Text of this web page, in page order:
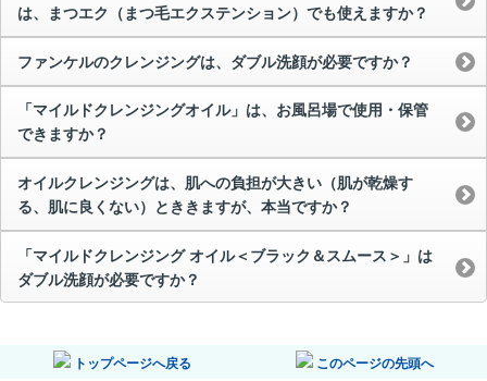
は、まつエク（まつ毛エクステンション）でも使えますか？
ファンケルのクレンジングは、ダブル洗顔が必要ですか？
「マイルドクレンジングオイル」は、お風呂場で使用・保管
できますか？
オイルクレンジングは、肌への負担が大きい（肌が乾燥す
る、肌に良くない）とききますが、本当ですか？
「マイルドクレンジング オイル＜ブラック＆スムース＞」は
ダブル洗顔が必要ですか？
トップページへ戻る このページの先頭へ